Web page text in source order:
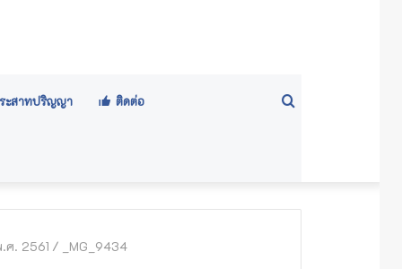
ะสาทปริญญา ติดต่อ
ศ. 2561 / _MG_9434